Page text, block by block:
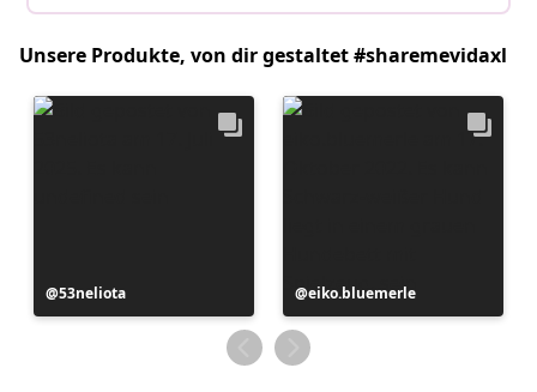
Unsere Produkte, von dir gestaltet #sharemevidaxl
Beitrag
veröffentlicht
53neliota
Beitrag
veröffentlicht
von
eiko.bluemerle